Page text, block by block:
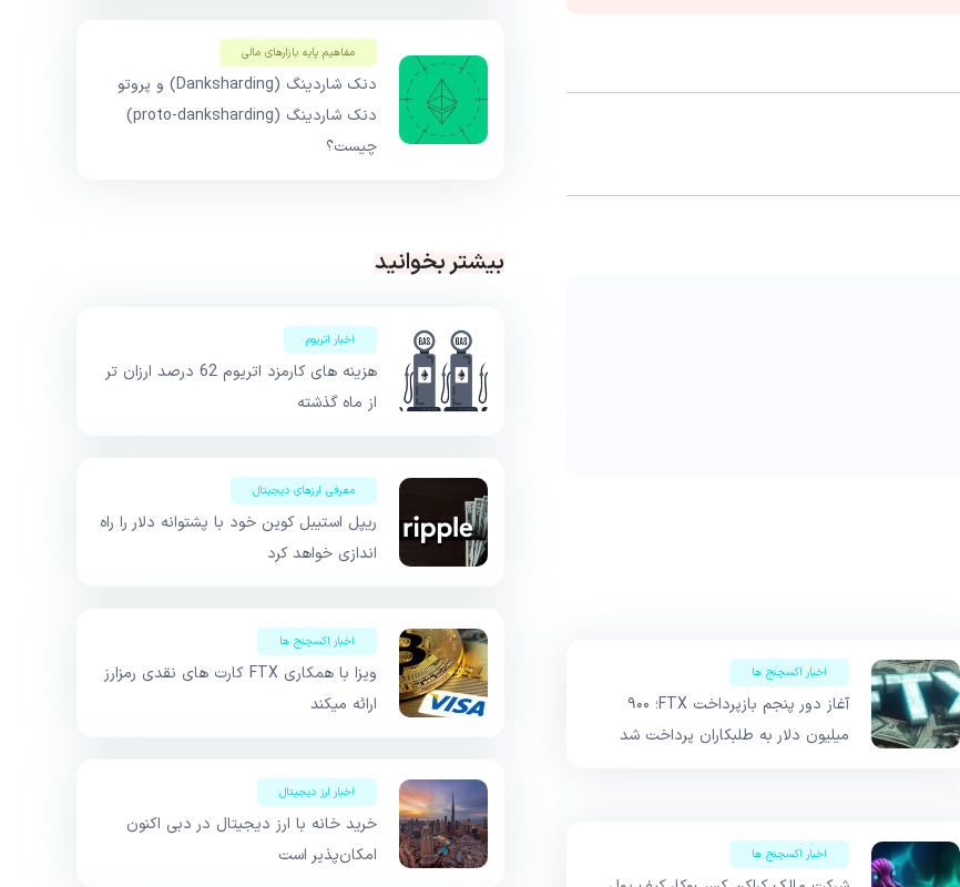
اخبار اکسچنج ها
آغاز دور پنجم بازپرداخت FTX؛ ۹۰۰
میلیون دلار به طلبکاران پرداخت شد
اخبار اکسچنج ها
مفاهیم پایه بازار‌های مالی
دنک شاردینگ (Danksharding) و پروتو
دنک شاردینگ (proto-danksharding)
چیست؟
بیشتر بخوانید
اخبار اتریوم
هزینه های کارمزد اتریوم 62 درصد ارزان تر
از ماه گذشته
معرفی ارزهای دیجیتال
ریپل استیبل کوین خود با پشتوانه دلار را راه
اندازی خواهد کرد
اخبار اکسچنج ها
ویزا با همکاری FTX کارت های نقدی رمزارز
ارائه میکند
اخبار ارز دیجیتال
خرید خانه با ارز دیجیتال در دبی اکنون
امکان‌پذیر است